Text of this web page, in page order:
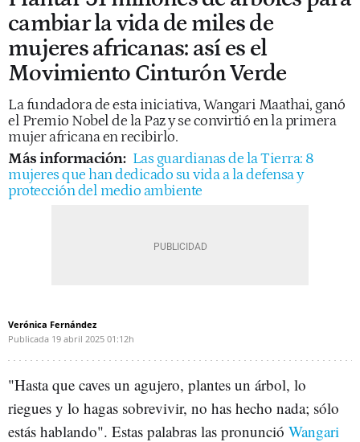
cambiar la vida de miles de
mujeres africanas: así es el
Movimiento Cinturón Verde
La fundadora de esta iniciativa, Wangari Maathai, ganó
el Premio Nobel de la Paz y se convirtió en la primera
mujer africana en recibirlo.
Más información: Las guardianas de la Tierra: 8
mujeres que han dedicado su vida a la defensa y
protección del medio ambiente
Verónica Fernández
Publicada 19 abril 2025 01:12h
"Hasta que caves un agujero, plantes un árbol, lo
riegues y lo hagas sobrevivir, no has hecho nada; sólo
estás hablando". Estas palabras las pronunció Wangari